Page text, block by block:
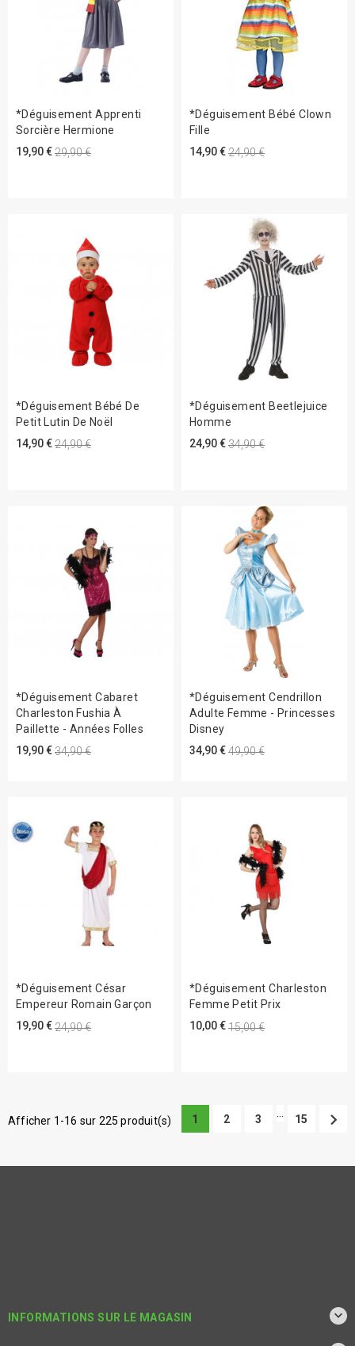
*Déguisement Apprenti
Sorcière Hermione
19,90 €29,90 €
*Déguisement Bébé Clown
Fille
14,90 €24,90 €
*Déguisement Bébé De
Petit Lutin De Noël
14,90 €24,90 €
*Déguisement Beetlejuice
Homme
24,90 €34,90 €
*Déguisement Cabaret
Charleston Fushia À
Paillette - Années Folles
19,90 €34,90 €
*Déguisement Cendrillon
Adulte Femme - Princesses
Disney
34,90 €49,90 €
*Déguisement César
Empereur Romain Garçon
19,90 €24,90 €
*Déguisement Charleston
Femme Petit Prix
10,00 €15,00 €
Afficher 1-16 sur 225 produit(s) 1 2 3 … 15 
INFORMATIONS SUR LE MAGASIN 